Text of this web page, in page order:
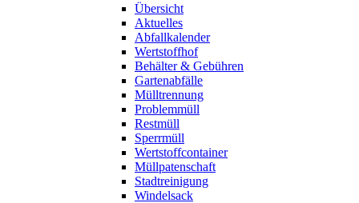
Übersicht
Aktuelles
Abfallkalender
Wertstoffhof
Behälter & Gebühren
Gartenabfälle
Mülltrennung
Problemmüll
Restmüll
Sperrmüll
Wertstoffcontainer
Müllpatenschaft
Stadtreinigung
Windelsack